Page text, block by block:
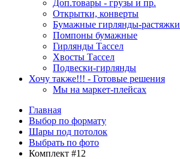
Доп.товары - грузы и пр.
Открытки, конверты
Бумажные гирлянды-растяжки
Помпоны бумажные
Гирлянды Тассел
Хвосты Тассел
Подвески-гирлянды
Хочу также!!! - Готовые решения
Мы на маркет-плейсах
Главная
Выбор по формату
Шары под потолок
Выбрать по фото
Комплект #12